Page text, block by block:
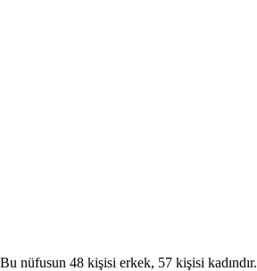
nüfusun 48 kişisi erkek, 57 kişisi kadındır.